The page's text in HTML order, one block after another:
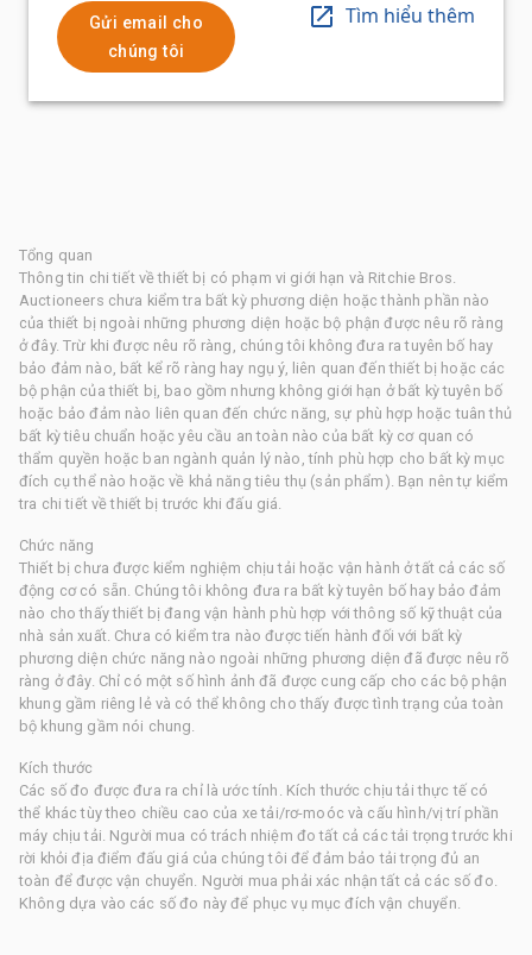
Gửi email cho
chúng tôi
Tìm hiểu thêm
Tổng quan
Thông tin chi tiết về thiết bị có phạm vi giới hạn và Ritchie Bros.
Auctioneers chưa kiểm tra bất kỳ phương diện hoặc thành phần nào
của thiết bị ngoài những phương diện hoặc bộ phận được nêu rõ ràng
ở đây. Trừ khi được nêu rõ ràng, chúng tôi không đưa ra tuyên bố hay
bảo đảm nào, bất kể rõ ràng hay ngụ ý, liên quan đến thiết bị hoặc các
bộ phận của thiết bị, bao gồm nhưng không giới hạn ở bất kỳ tuyên bố
hoặc bảo đảm nào liên quan đến chức năng, sự phù hợp hoặc tuân thủ
bất kỳ tiêu chuẩn hoặc yêu cầu an toàn nào của bất kỳ cơ quan có
thẩm quyền hoặc ban ngành quản lý nào, tính phù hợp cho bất kỳ mục
đích cụ thể nào hoặc về khả năng tiêu thụ (sản phẩm). Bạn nên tự kiểm
tra chi tiết về thiết bị trước khi đấu giá.
Chức năng
Thiết bị chưa được kiểm nghiệm chịu tải hoặc vận hành ở tất cả các số
động cơ có sẵn. Chúng tôi không đưa ra bất kỳ tuyên bố hay bảo đảm
nào cho thấy thiết bị đang vận hành phù hợp với thông số kỹ thuật của
nhà sản xuất. Chưa có kiểm tra nào được tiến hành đối với bất kỳ
phương diện chức năng nào ngoài những phương diện đã được nêu rõ
ràng ở đây. Chỉ có một số hình ảnh đã được cung cấp cho các bộ phận
khung gầm riêng lẻ và có thể không cho thấy được tình trạng của toàn
bộ khung gầm nói chung.
Kích thước
Các số đo được đưa ra chỉ là ước tính. Kích thước chịu tải thực tế có
thể khác tùy theo chiều cao của xe tải/rơ-moóc và cấu hình/vị trí phần
máy chịu tải. Người mua có trách nhiệm đo tất cả các tải trọng trước khi
rời khỏi địa điểm đấu giá của chúng tôi để đảm bảo tải trọng đủ an
toàn để được vận chuyển. Người mua phải xác nhận tất cả các số đo.
Không dựa vào các số đo này để phục vụ mục đích vận chuyển.